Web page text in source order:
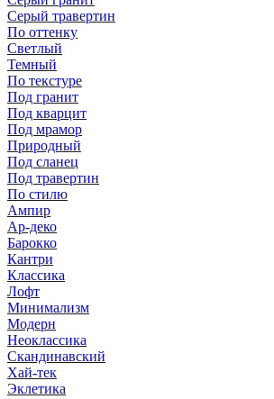
Серый травертин
По оттенку
Светлый
Темный
По текстуре
Под гранит
Под кварцит
Под мрамор
Природный
Под сланец
Под травертин
По стилю
Ампир
Ар-деко
Барокко
Кантри
Классика
Лофт
Минимализм
Модерн
Неоклассика
Скандинавский
Хай-тек
Эклетика